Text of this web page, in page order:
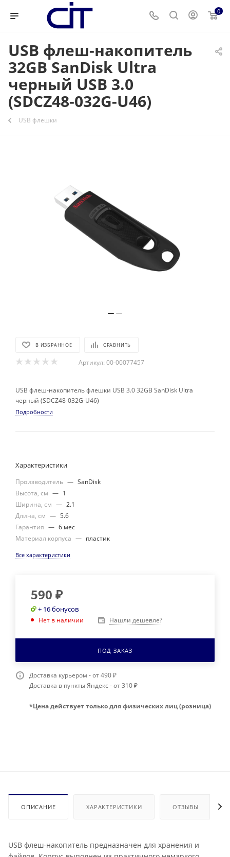
0
USB флеш-накопитель
32GB SanDisk Ultra
черный USB 3.0
(SDCZ48-032G-U46)
USB флешки
В ИЗБРАННОЕ СРАВНИТЬ
Артикул: 00-00077457
USB флеш-накопитель флешки USB 3.0 32GB SanDisk Ultra
черный (SDCZ48-032G-U46)
Подробности
Характеристики
Производитель — SanDisk
Высота, см — 1
Ширина, см — 2.1
Длина, см — 5.6
Гарантия — 6 мес
Материал корпуса — пластик
Все характеристики
590 ₽
+ 16 бонусов
Нет в наличии Нашли дешевле?
ПОД ЗАКАЗ
Доставка курьером - от 490 ₽
Доставка в пункты Яндекс - от 310 ₽
*Цена действует только для физических лиц (розница)
ОПИСАНИЕ ХАРАКТЕРИСТИКИ ОТЗЫВЫ
USB флеш-накопитель предназначен для хранения и